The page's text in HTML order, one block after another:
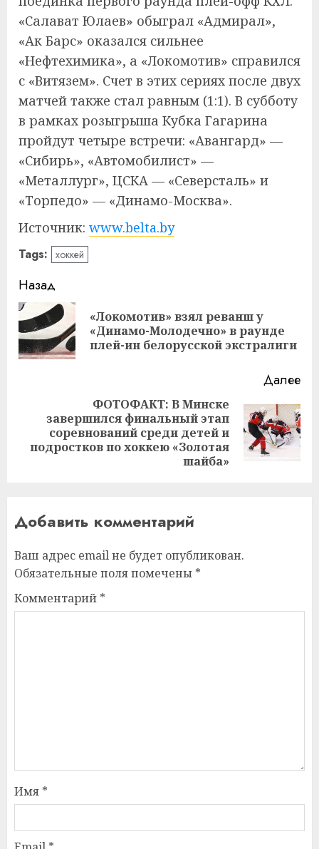
«Салават Юлаев» обыграл «Адмирал»,
«Ак Барс» оказался сильнее
«Нефтехимика», а «Локомотив» справился
с «Витязем». Счет в этих сериях после двух
матчей также стал равным (1:1). В субботу
в рамках розыгрыша Кубка Гагарина
пройдут четыре встречи: «Авангард» —
«Сибирь», «Автомобилист» —
«Металлург», ЦСКА — «Северсталь» и
«Торпедо» — «Динамо-Москва».
Источник: www.belta.by
Tags: хоккей
Навигация
записи
Назад
«Локомотив» взял реванш у
«Динамо-Молодечно» в раунде
плей-ин белорусской экстралиги
Далее
Следующая
запись:
ФОТОФАКТ: В Минске
завершился финальный этап
соревнований среди детей и
подростков по хоккею «Золотая
шайба»
Добавить комментарий
Ваш адрес email не будет опубликован.
Обязательные поля помечены *
Комментарий *
Имя *